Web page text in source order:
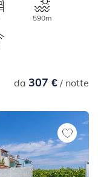
590m
da 307 €/ notte